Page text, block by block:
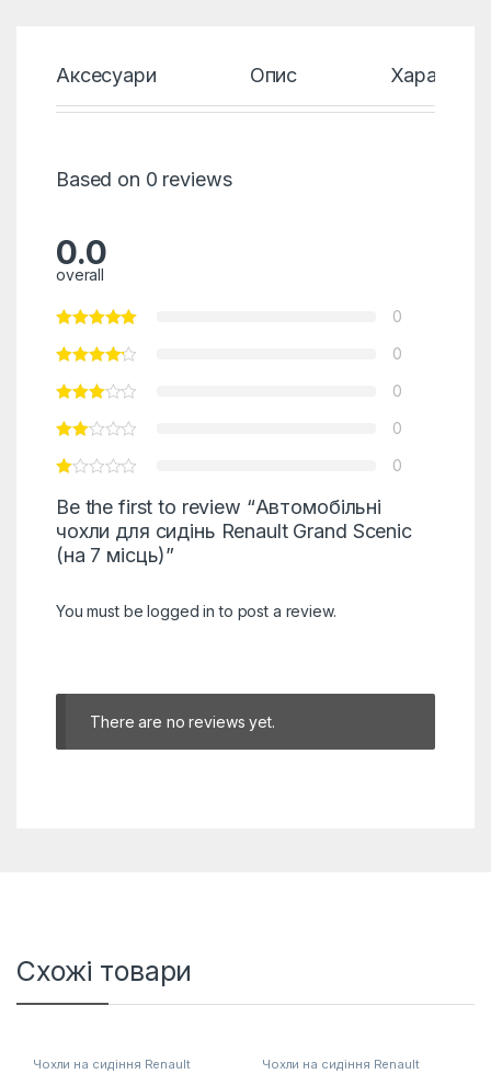
Аксесуари Опис
Based on 0 reviews
0.0
overall
0
0
0
0
0
Be the first to review “Автомобільні
чохли для сидінь Renault Grand Scenic
(на 7 місць)”
You must belogged in to post a review.
There are no reviews yet.
Схожі товари
Чохли на сидіння Renault Чохли на сидіння Renault